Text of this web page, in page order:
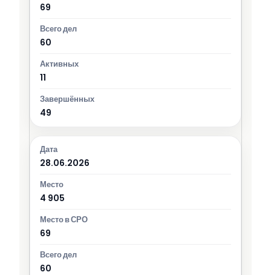
69
60
11
49
28.06.2026
4 905
69
60